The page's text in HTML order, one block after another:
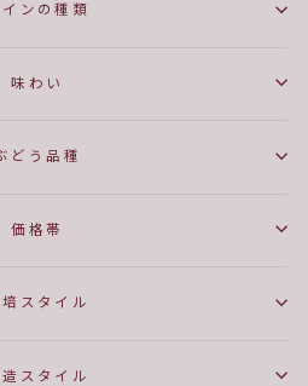
インの種類
味わい
どう品種
価格帯
スタイル
スタイル